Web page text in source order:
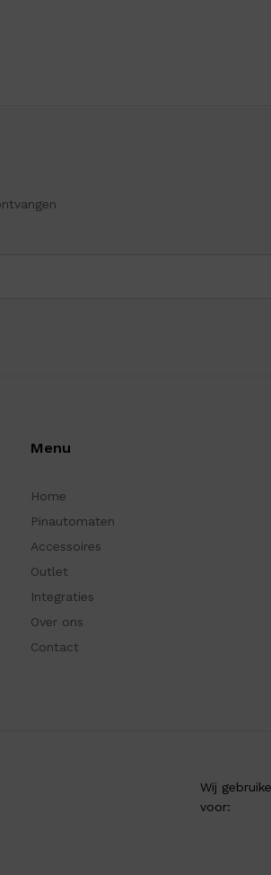
Menu
Home
Pinautomaten
Accessoires
Outlet
Integraties
Over ons
Contact
Wij
voor: